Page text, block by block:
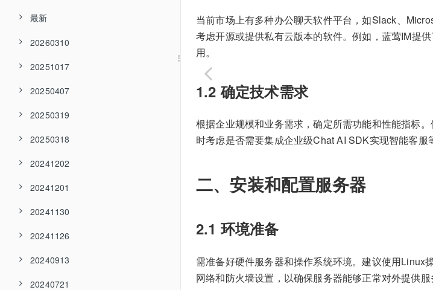
最新
20260310
20251017
20250407
20250319
20250318
20241202
20241201
20241130
20241126
20240913
20240721
当前市场上有多种办公聊天软件平台，如Slack、
考虑开源或提供私有云版本的软件。例如，蓝莺IM提
用。
1.2 确定技术需求
根据企业规模和业务需求，确定所需功能和性能指标
时考虑是否需要集成企业级Chat AI SDK实现智能客服
二、安装和配置服务器
2.1 环境准备
需准备好硬件服务器和操作系统环境。建议使用
网络和防火墙设置，以确保服务器能够正常对外提供服